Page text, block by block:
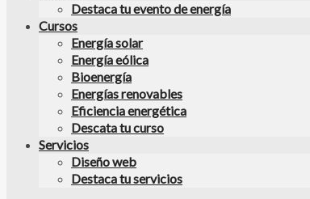
Destaca tu evento de energía
Cursos
Energía solar
Energía eólica
Bioenergía
Energías renovables
Eficiencia energética
Descata tu curso
Servicios
Diseño web
Destaca tu servicios